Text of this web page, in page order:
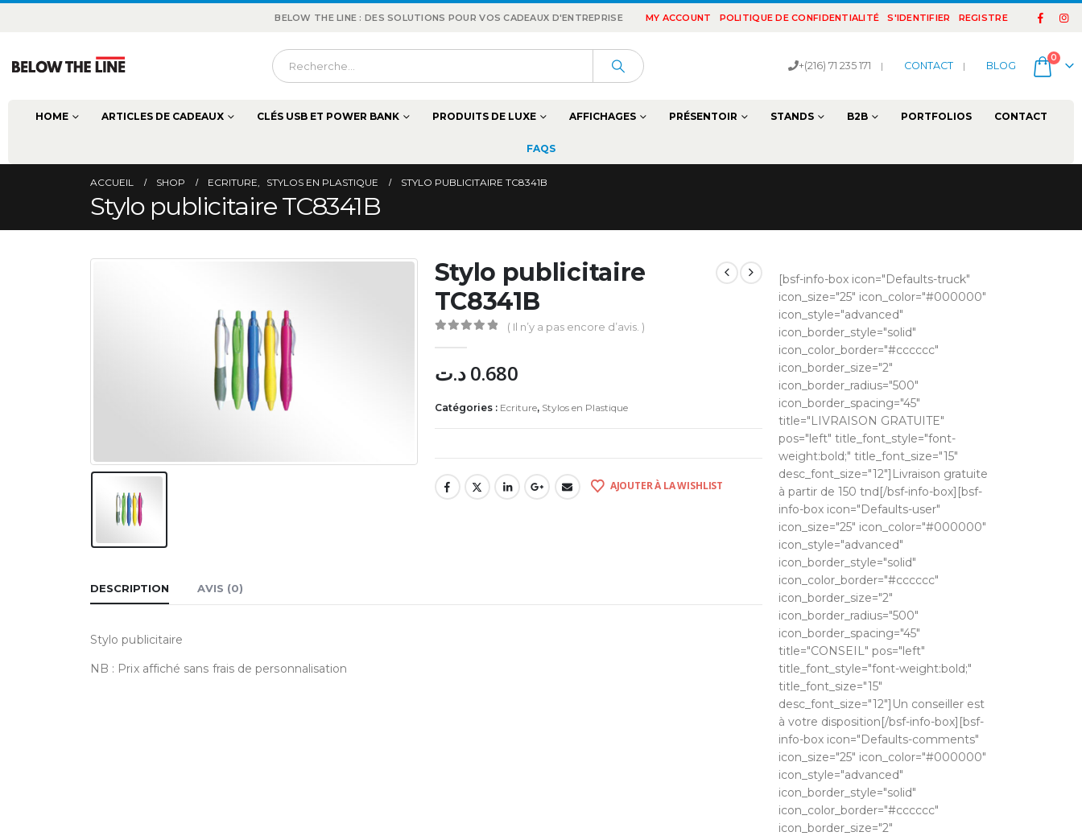
BELOW THE LINE : DES SOLUTIONS POUR VOS CADEAUX D'ENTREPRISE MY ACCOUNT POLITIQUE DE CONFIDENTIALITÉ S'IDENTIFIER REGISTRE
+(216) 71 235 171 | CONTACT | BLOG
0
HOME ARTICLES DE CADEAUX CLÉS USB ET POWER BANK PRODUITS DE LUXE AFFICHAGES PRÉSENTOIR STANDS B2B PORTFOLIOS CONTACT
FAQS
ACCUEIL SHOP ECRITURE, STYLOS EN PLASTIQUE STYLO PUBLICITAIRE TC8341B
Stylo publicitaire TC8341B
Stylo publicitaire
TC8341B
( Il n’y a pas encore d’avis. )
0.680 د.ت
Catégories : Ecriture, Stylos en Plastique
AJOUTER À LA WISHLIST
DESCRIPTION AVIS (0)
Stylo publicitaire
NB : Prix affiché sans frais de personnalisation
[bsf-info-box icon="Defaults-truck"
icon_size="25" icon_color="#000000"
icon_style="advanced"
icon_border_style="solid"
icon_color_border="#cccccc"
icon_border_size="2"
icon_border_radius="500"
icon_border_spacing="45"
title="LIVRAISON GRATUITE"
pos="left" title_font_style="font-
weight:bold;" title_font_size="15"
desc_font_size="12"]Livraison gratuite
à partir de 150 tnd[/bsf-info-box][bsf-
info-box icon="Defaults-user"
icon_size="25" icon_color="#000000"
icon_style="advanced"
icon_border_style="solid"
icon_color_border="#cccccc"
icon_border_size="2"
icon_border_radius="500"
icon_border_spacing="45"
title="CONSEIL" pos="left"
title_font_style="font-weight:bold;"
title_font_size="15"
desc_font_size="12"]Un conseiller est
à votre disposition[/bsf-info-box][bsf-
info-box icon="Defaults-comments"
icon_size="25" icon_color="#000000"
icon_style="advanced"
icon_border_style="solid"
icon_color_border="#cccccc"
icon_border_size="2"